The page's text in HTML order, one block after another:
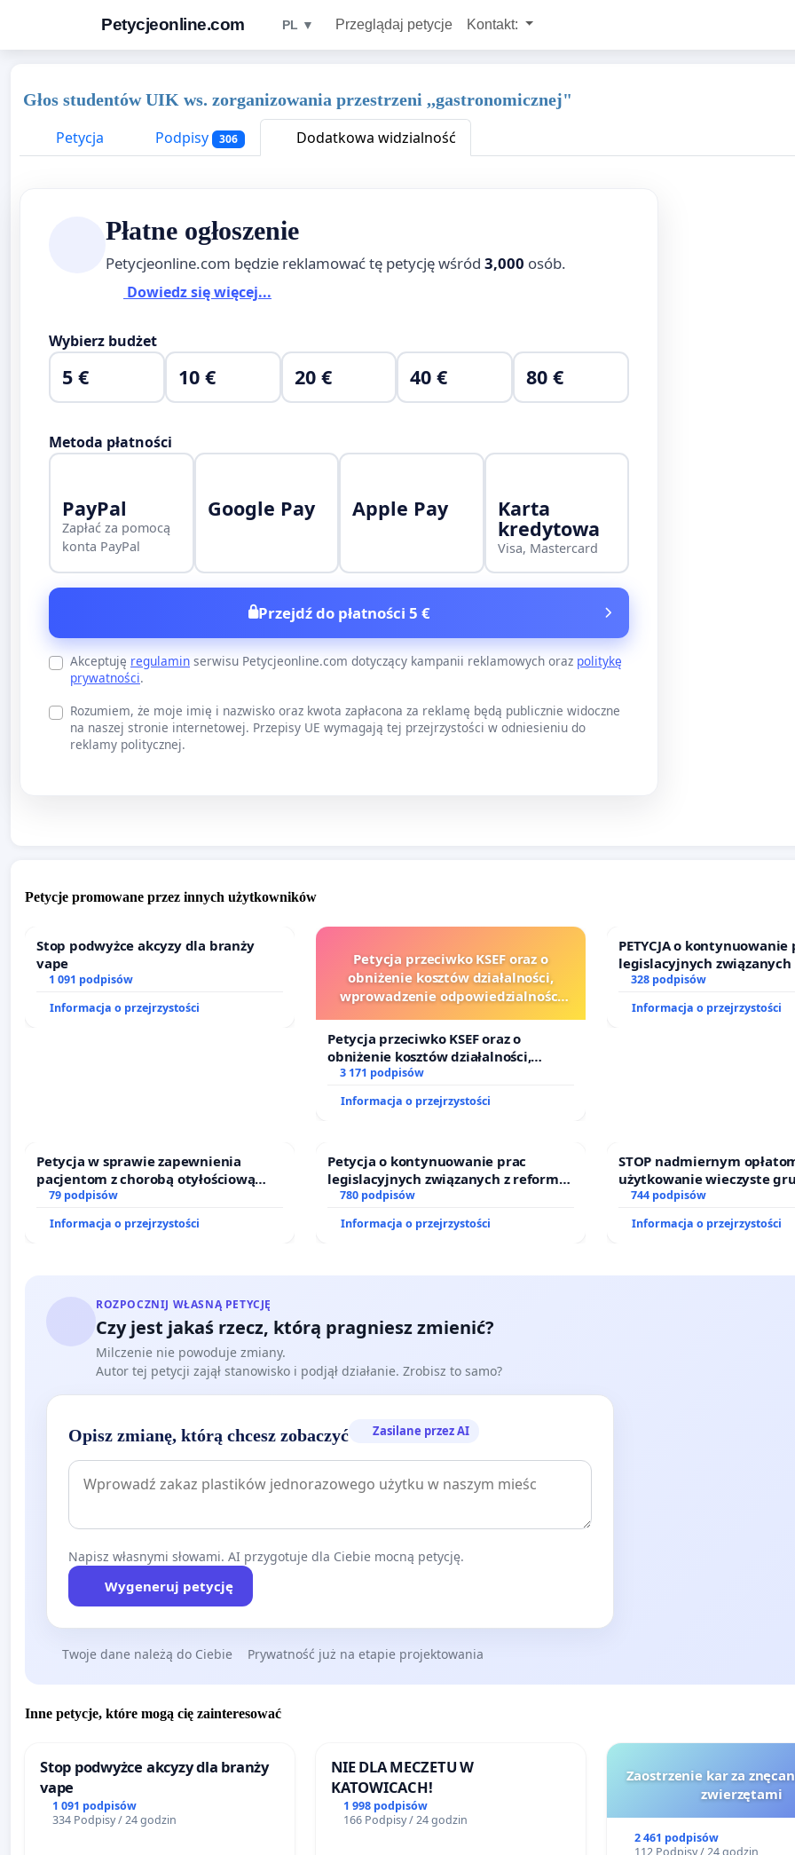
Petycjeonline.com PL ▼ Przeglądaj petycje Kontakt:
Głos studentów UIK ws. zorganizowania przestrzeni ,,gastronomicznej"
Petycja
Podpisy 306 Dodatkowa widzialność
Płatne ogłoszenie
Petycjeonline.com będzie reklamować tę petycję wśród 3,000 osób.
Dowiedz się więcej...
Wybierz budżet
5 € 10 € 20 € 40 € 80 €
Metoda płatności
PayPal
Zapłać za pomocą
konta PayPal
Google Pay Apple Pay Karta
kredytowa
Visa, Mastercard
Przejdź do płatności 5 €
Akceptuję regulamin serwisu Petycjeonline.com dotyczący kampanii reklamowych oraz politykę
prywatności.
Rozumiem, że moje imię i nazwisko oraz kwota zapłacona za reklamę będą publicznie widoczne
na naszej stronie internetowej. Przepisy UE wymagają tej przejrzystości w odniesieniu do
reklamy politycznej.
Petycje promowane przez innych użytkowników
Stop podwyżce akcyzy dla branży
vape
1 091 podpisów
Informacja o przejrzystości
Petycja przeciwko KSEF oraz o
obniżenie kosztów działalności,
wprowadzenie odpowiedzialności
sędziów
Petycja przeciwko KSEF oraz o
obniżenie kosztów działalności,
wprowadzenie odpowiedzialności
sędziów
3 171 podpisów
Informacja o przejrzystości
PETYCJA o kontynuowanie
legislacyjnych
prawa rodzinnego
328 podpisów
Informacja o przejrzystości
Petycja w sprawie zapewnienia
pacjentom z chorobą otyłościową
dostępu do kompleksowego leczenia
79 podpisów
Informacja o przejrzystości
Petycja o kontynuowanie prac
legislacyjnych związanych z reformą
prawa rodzinnego
780 podpisów
Informacja o przejrzystości
STOP nadmiernym
użytkowanie wieczyste
zajmowanych przez
744 podpisów
Informacja o przejrzystości
ROZPOCZNIJ WŁASNĄ PETYCJĘ
Czy jest jakaś rzecz, którą pragniesz zmienić?
Milczenie nie powoduje zmiany.
Autor tej petycji zajął stanowisko i podjął działanie. Zrobisz to samo?
Opisz zmianę, którą chcesz zobaczyć Zasilane przez AI
Napisz własnymi słowami. AI przygotuje dla Ciebie mocną petycję.
Wygeneruj petycję
Twoje dane należą do Ciebie Prywatność już na etapie projektowania
Inne petycje, które mogą cię zainteresować
Stop podwyżce akcyzy dla branży
vape
1 091 podpisów
334 Podpisy / 24 godzin
NIE DLA MECZETU W
KATOWICACH!
1 998 podpisów
166 Podpisy / 24 godzin
Zaostrzenie kar za
zwierzętami
2 461 podpisów
112 Podpisy / 24 godzin